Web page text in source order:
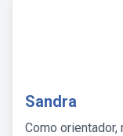
Sandra
Como orientador,